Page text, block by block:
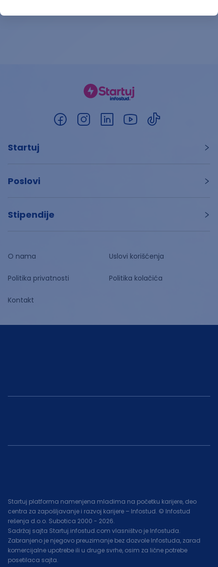
Startuj
Poslovi
Stipendije
O nama Uslovi korišćenja
Politika privatnosti Politika kolačića
Kontakt
Startuj platforma namenjena mladima na početku karijere, deo
centra za zapošljavanje i razvoj karijere – Infostud. © Infostud
rešenja d.o.o. Subotica 2000 - 2026.
Sadržaj sajta Startuj.infostud.com vlasništvo je Infostuda.
Zabranjeno je njegovo preuzimanje bez dozvole Infostuda, zarad
komercijalne upotrebe ili u druge svrhe, osim za lične potrebe
posetilaca sajta.